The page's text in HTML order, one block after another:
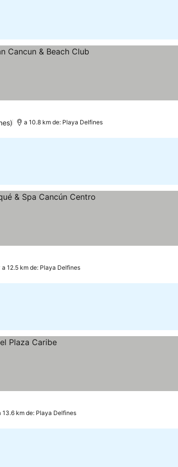
a 10.8 km de: Playa Delfines
a 12.5 km de: Playa Delfines
13.6 km de: Playa Delfines